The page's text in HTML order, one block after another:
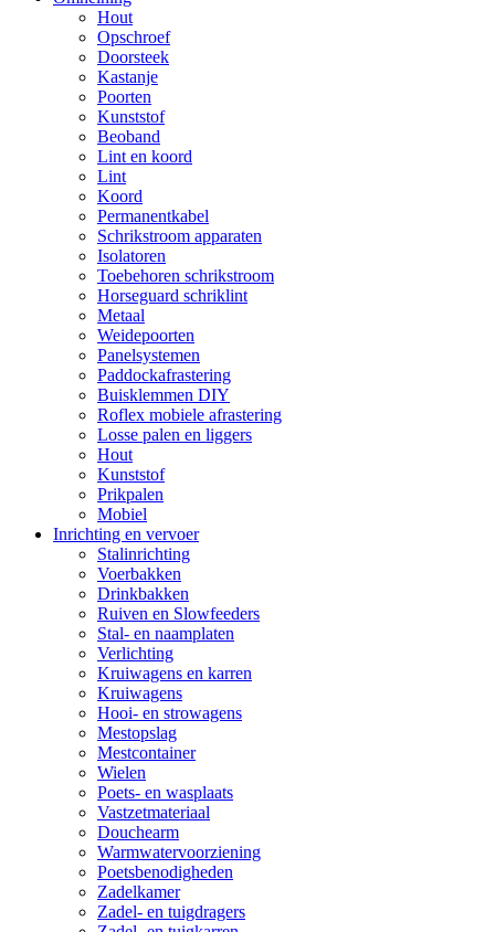
Hout
Opschroef
Doorsteek
Kastanje
Poorten
Kunststof
Beoband
Lint en koord
Lint
Koord
Permanentkabel
Schrikstroom apparaten
Isolatoren
Toebehoren schrikstroom
Horseguard schriklint
Metaal
Weidepoorten
Panelsystemen
Paddockafrastering
Buisklemmen DIY
Roflex mobiele afrastering
Losse palen en liggers
Hout
Kunststof
Prikpalen
Mobiel
Inrichting en vervoer
Stalinrichting
Voerbakken
Drinkbakken
Ruiven en Slowfeeders
Stal- en naamplaten
Verlichting
Kruiwagens en karren
Kruiwagens
Hooi- en strowagens
Mestopslag
Mestcontainer
Wielen
Poets- en wasplaats
Vastzetmateriaal
Douchearm
Warmwatervoorziening
Poetsbenodigheden
Zadelkamer
Zadel- en tuigdragers